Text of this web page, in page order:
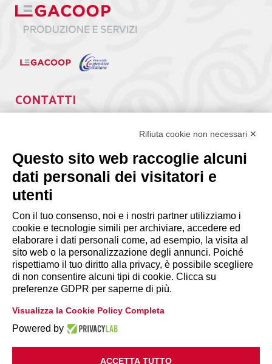
CONTATTI
segreteria@lps.coop
INFORMAZIONI
Disclaimer
Privacy Policy
Cookie Policy|Modifica preferenze
Rifiuta cookie non necessari ✕
Questo sito web raccoglie alcuni
dati personali dei visitatori e
utenti
Con il tuo consenso, noi e i nostri partner utilizziamo i
cookie e tecnologie simili per archiviare, accedere ed
elaborare i dati personali come, ad esempio, la visita al
sito web o la personalizzazione degli annunci. Poiché
rispettiamo il tuo diritto alla privacy, è possibile scegliere
di non consentire alcuni tipi di cookie. Clicca su
preferenze GDPR per saperne di più.
Visualizza la Cookie Policy Completa
Powered by
ACCETTA TUTTO